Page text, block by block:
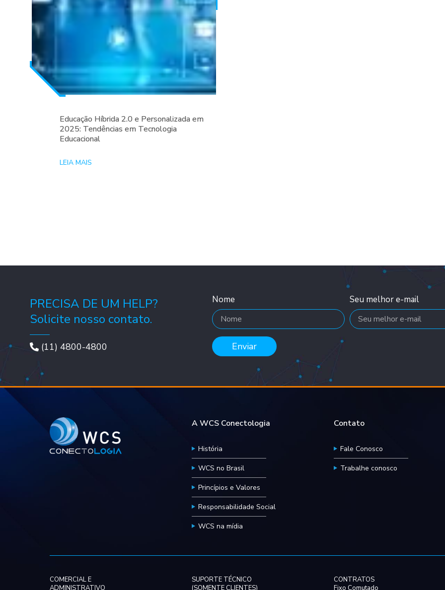
Educação Híbrida 2.0 e Personalizada em
2025: Tendências em Tecnologia
Educacional
LEIA MAIS
PRECISA DE UM HELP?
Solicite nosso contato.
(11) 4800-4800
Nome Seu melhor e-mail
Enviar
A WCS Conectologia
História
WCS no Brasil
Princípios e Valores
Responsabilidade Social
WCS na mídia
Contato
Fale Conosco
Trabalhe conosco
COMERCIAL E
ADMINISTRATIVO
SUPORTE TÉCNICO
(SOMENTE CLIENTES)
CONTRATOS
Fixo Comutado